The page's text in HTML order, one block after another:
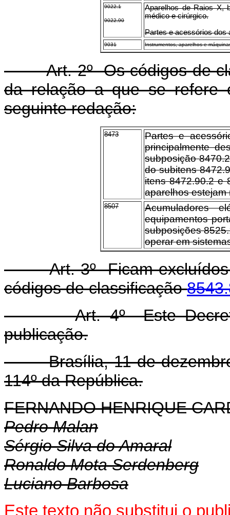
9022.1
9022.90
Aparelhos de Raios X,
médico e cirúrgico.
Partes e acessórios dos
9031 Instrumentos, aparelhos e
Art. 2º Os códigos de
da relação a que se refere
seguinte redação:
8473
Partes e
principalmente
subposição
do subitens
itens 8472.90.2 e
aparelhos estejam
8507
Acumuladores
equipamentos
subposições
operar em
Art. 3º Ficam
códigos de classificação
Art. 4º Este Decreto
publicação.
Brasília, 11 de dezembro
114º da República.
FERNANDO HENRIQUE
Pedro Malan
Sérgio Silva do Amaral
Ronaldo Mota Serdenberg
Luciano Barbosa
Este texto não substitui o